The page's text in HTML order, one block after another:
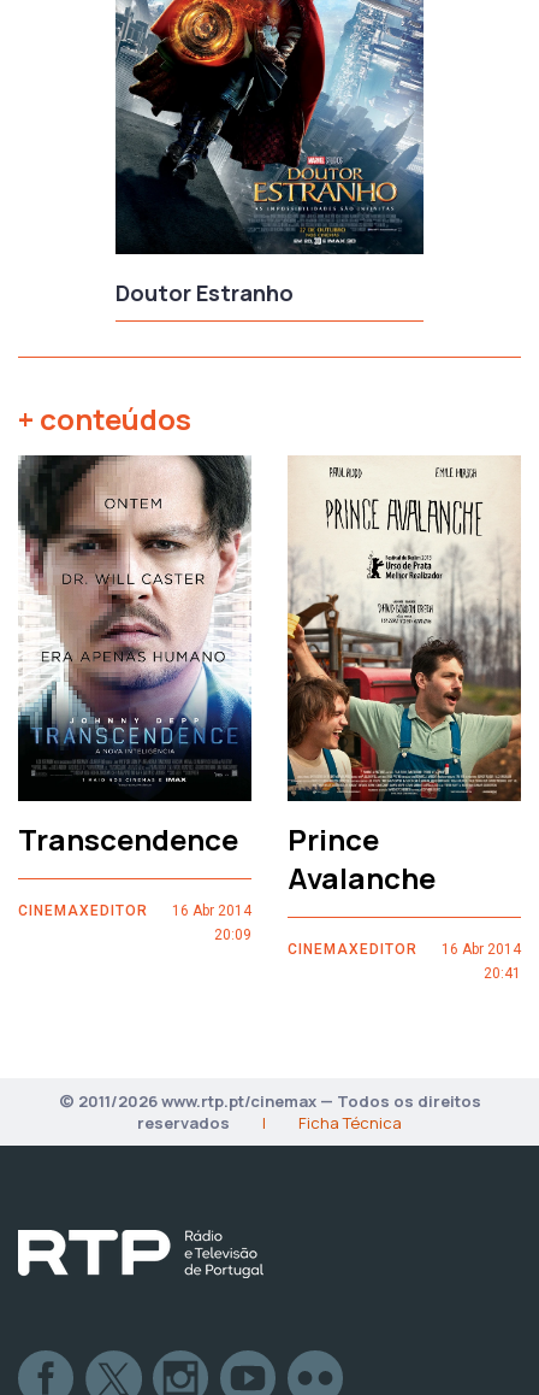
Doutor Estranho
+ conteúdos
Transcendence
CINEMAXEDITOR
16 Abr 2014
20:09
Prince
Avalanche
CINEMAXEDITOR
16 Abr 2014
20:41
© 2011/2026 www.rtp.pt/cinemax — Todos os direitos
reservados
| Ficha Técnica